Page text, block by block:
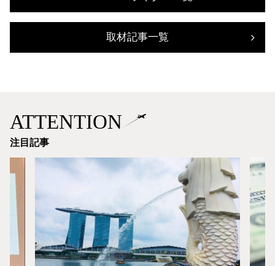
取材記事一覧
ATTENTION
注目記事